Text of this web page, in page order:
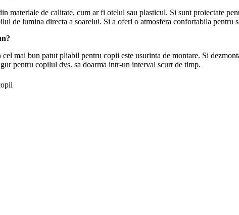
materiale de calitate, cum ar fi otelul sau plasticul. Si sunt proiectate
de lumina directa a soarelui. Si a oferi o atmosfera confortabila pentru
mai bun patut pliabil pentru copii este usurinta de montare. Si
pentru copilul dvs. sa doarma intr-un interval scurt de timp.